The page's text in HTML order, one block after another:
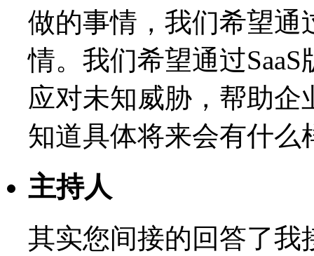
做的事情，我们希望通
情。我们希望通过
应对未知威胁，帮助
知道具体将来会有什么
主持人
其实您间接的回答了我